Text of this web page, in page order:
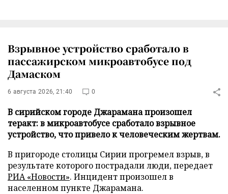
Взрывное устройство сработало в
пассажирском микроавтобусе под
Дамаском
6 августа 2026, 21:40 0
В сирийском городе Джарамана произошел
теракт: в микроавтобусе сработало взрывное
устройство, что привело к человеческим жертвам.
В пригороде столицы Сирии прогремел взрыв, в
результате которого пострадали люди, передает
РИА «Новости». Инцидент произошел в
населенном пункте Джарамана.